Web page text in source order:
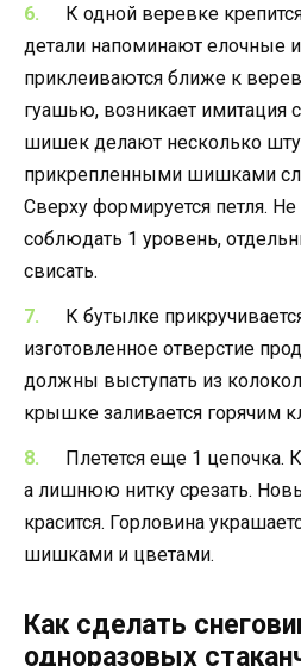
К одной веревке
детали напоминают елочные
приклеиваются ближе к
гуашью, возникает имитация
шишек делают несколько
прикрепленными шишками
Сверху формируется петля. Не
соблюдать 1 уровень,
свисать.
К бутылке
изготовленное отверстие
должны выступать из
крышке заливается горячим
Плетется еще 1
а лишнюю нитку срезать.
красится. Горловина
шишками и цветами.
Как сделать
одноразовых